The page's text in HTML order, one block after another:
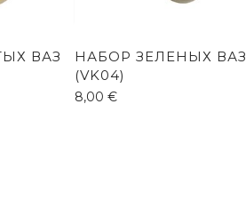
ВАЗ
НАБОР ЗЕЛЕНЫХ ВАЗ
(VK04)
8,00€